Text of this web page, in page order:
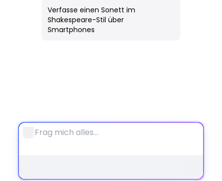
NotebookVerfasse einen Sonett im
Shakespeare-Stil über
Smartphones